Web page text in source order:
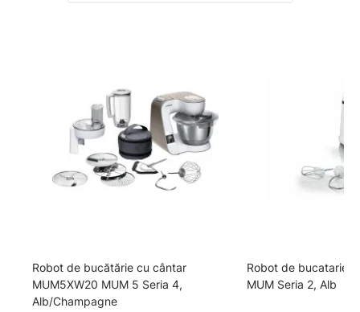
Robot de bucătărie cu cântar
MUM5XW20 MUM 5 Seria 4,
Alb/Champagne
Robot de bucatarie
MUM Seria 2, Alb